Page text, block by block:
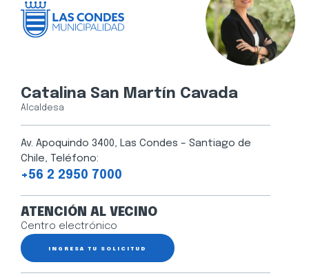
Catalina San Martín Cavada
Alcaldesa
Av. Apoquindo 3400, Las Condes – Santiago de
Chile, Teléfono:
+56 2 2950 7000
ATENCIÓN AL VECINO
Centro electrónico
INGRESA TU SOLICITUD